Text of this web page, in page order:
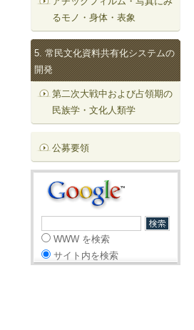
るモノ・身体・表象
5. 常民文化資料共有化システムの
開発
第二次大戦中および占領期の
民族学・文化人類学
公募要領
WWW を検索
サイト内を検索